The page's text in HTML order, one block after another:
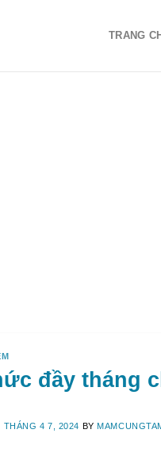
TRANG
đầy tháng
THÁNG 4 7, 2024 BY